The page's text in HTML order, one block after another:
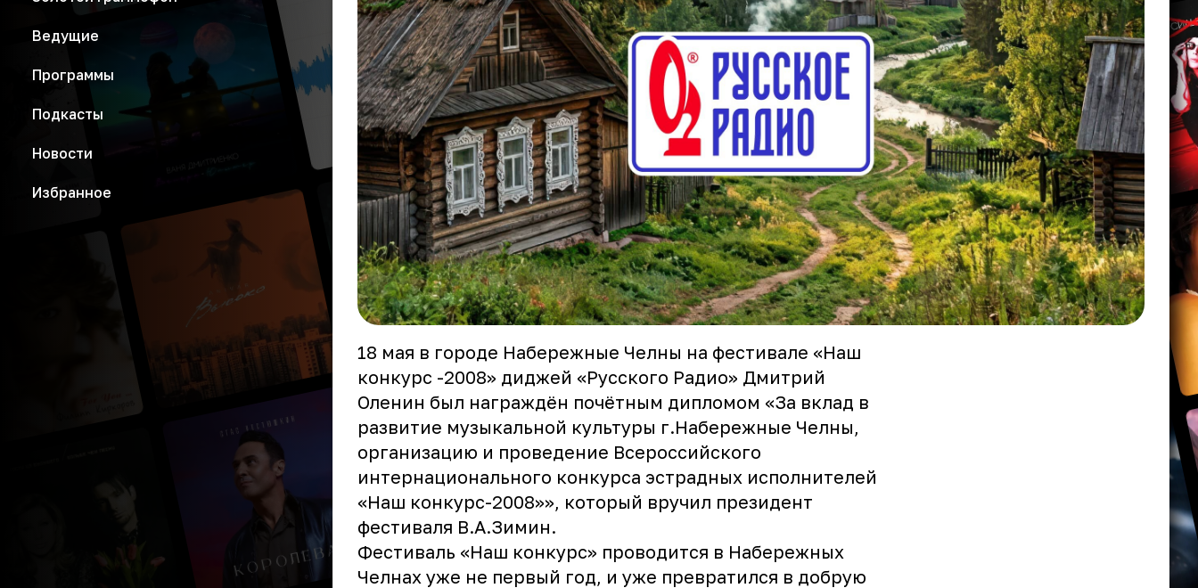
Ведущие
Программы
Подкасты
Новости
Избранное
18 мая в городе Набережные Челны на фестивале «Наш
конкурс -2008» диджей «Русского Радио» Дмитрий
Оленин был награждён почётным дипломом «За вклад в
развитие музыкальной культуры г.Набережные Челны,
организацию и проведение Всероссийского
интернационального конкурса эстрадных исполнителей
«Наш конкурс-2008»», который вручил президент
фестиваля В.А.Зимин.
Фестиваль «Наш конкурс» проводится в Набережных
Челнах уже не первый год, и уже превратился в добрую